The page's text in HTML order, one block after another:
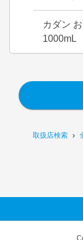
取扱店検索
カダン
1000mL